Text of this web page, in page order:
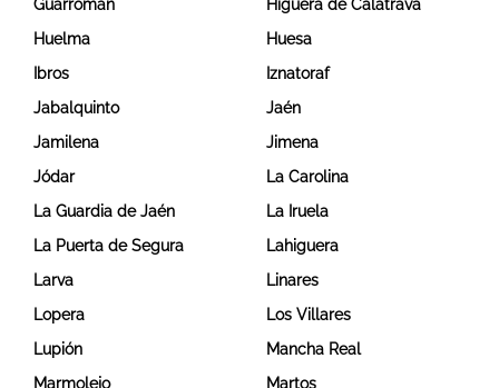
Guarromán
Higuera de Calatrava
Huelma
Huesa
Ibros
Iznatoraf
Jabalquinto
Jaén
Jamilena
Jimena
Jódar
La Carolina
La Guardia de Jaén
La Iruela
La Puerta de Segura
Lahiguera
Larva
Linares
Lopera
Los Villares
Lupión
Mancha Real
Marmolejo
Martos